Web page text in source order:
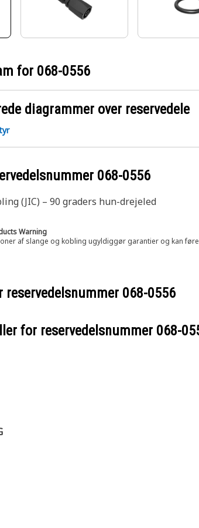
for 068-0556
diagrammer over reservedele
068-0556
(JIC) – 90 graders hun-drejeled
Warning
af slange og kobling ugyldiggør garantier og kan
reservedelsnummer 068-0556
for reservedelsnummer 068-